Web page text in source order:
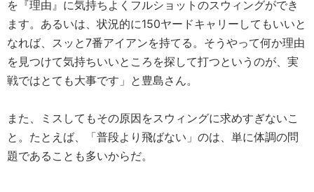
を『理由』に気持ちよくフルショットのスウィングができ
ます。あるいは、状況的に150ヤードキャリーしてもいいと
なれば、スッと7番アイアンを持てる。そうやって何か理由
を見つけて気持ちいいところを探して打つというのが、実
戦ではとても大事です」と豊島さん。
また、ミスしてもその原因をスウィングに求めすぎないこ
と。たとえば、「普段より飛ばない」のは、単に体調の問
題であることも多いからだ。